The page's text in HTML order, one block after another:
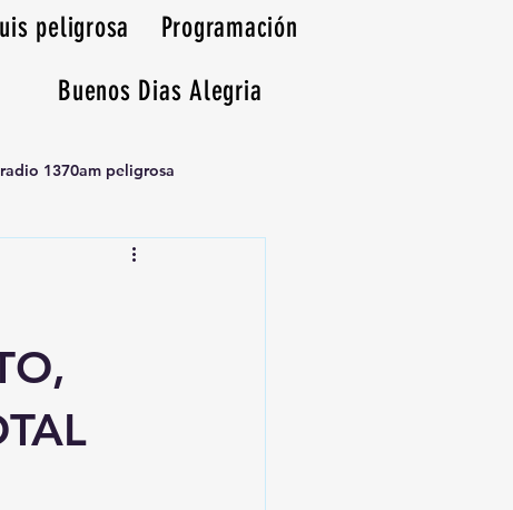
peligrosa
Programación
Buenos Dias Alegria
1370am peligrosa